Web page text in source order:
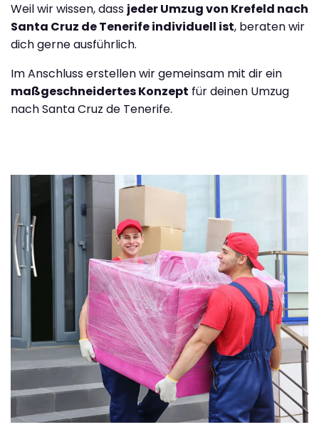
Weil wir wissen, dass jeder Umzug von Krefeld nach
Santa Cruz de Tenerife individuell ist, beraten wir
dich gerne ausführlich.
Im Anschluss erstellen wir gemeinsam mit dir ein
maßgeschneidertes Konzept für deinen Umzug
nach Santa Cruz de Tenerife.